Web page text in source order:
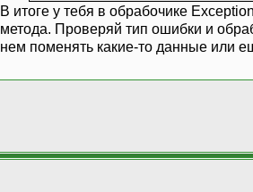
В итоге у тебя в обрабочике
метода. Проверяй тип ошибки и
нем поменять какие-то данные или